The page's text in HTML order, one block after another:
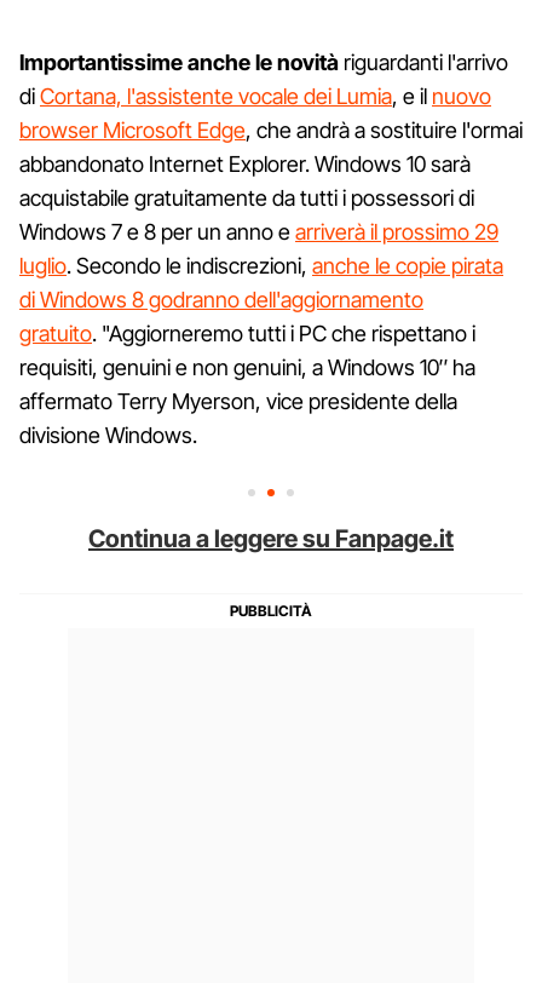
Importantissime anche le novità riguardanti l'arrivo
diCortana, l'assistente vocale dei Lumia, e il nuovo
browser Microsoft Edge, che andrà a sostituire l'ormai
abbandonato Internet Explorer. Windows 10 sarà
acquistabile gratuitamente da tutti i possessori di
Windows 7 e 8 per un anno earriverà il prossimo 29
luglio. Secondo le indiscrezioni, anche le copie pirata
di Windows 8 godranno dell'aggiornamento
gratuito. "Aggiorneremo tutti i PC che rispettano i
requisiti, genuini e non genuini, a Windows 10″ ha
affermato Terry Myerson, vice presidente della
divisione Windows.
Continua a leggere su Fanpage.it